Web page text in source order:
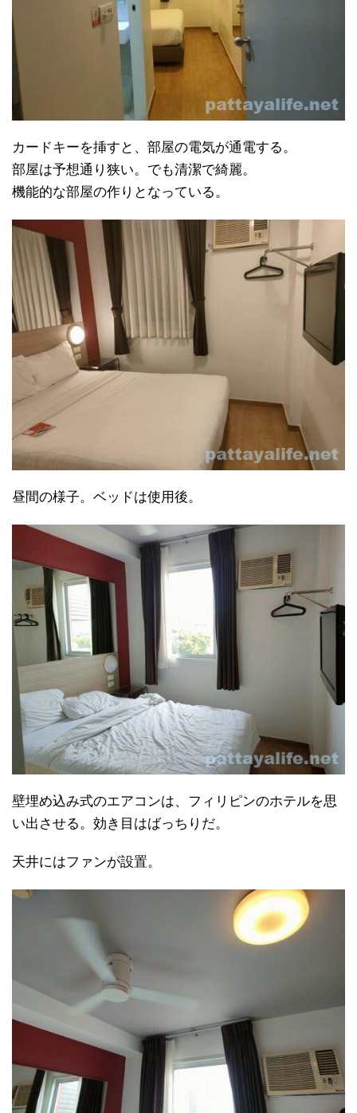
カードキーを挿すと、部屋の電気が通電する。
部屋は予想通り狭い。でも清潔で綺麗。
機能的な部屋の作りとなっている。
昼間の様子。ベッドは使用後。
壁埋め込み式のエアコンは、フィリピンのホテルを思
い出させる。効き目はばっちりだ。
天井にはファンが設置。